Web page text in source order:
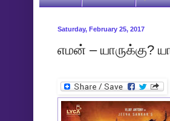
Saturday, February 25, 2017
எமன் – யாருக்கு?